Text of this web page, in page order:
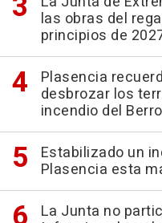
las obras del
principios de
Plasencia
desbrozar los
incendio del
Estabilizado un
Plasencia esta
La Junta no